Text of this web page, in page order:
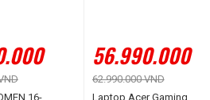
16-
56.990.000
62.990.000 VND
Laptop Acer Gaming